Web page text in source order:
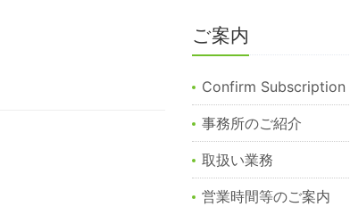
ご案内
Confirm Subscription
事務所のご紹介
取扱い業務
営業時間等のご案内